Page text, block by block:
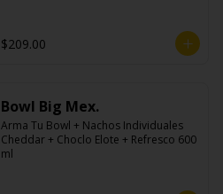
$209.00
Bowl Big Mex.
Arma Tu Bowl + Nachos Individuales
Cheddar + Choclo Elote + Refresco 600
ml